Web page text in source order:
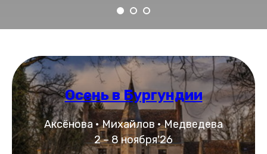
Осень в Бургундии
Аксёнова • Михайлов • Медведева
2 – 8 ноября'26